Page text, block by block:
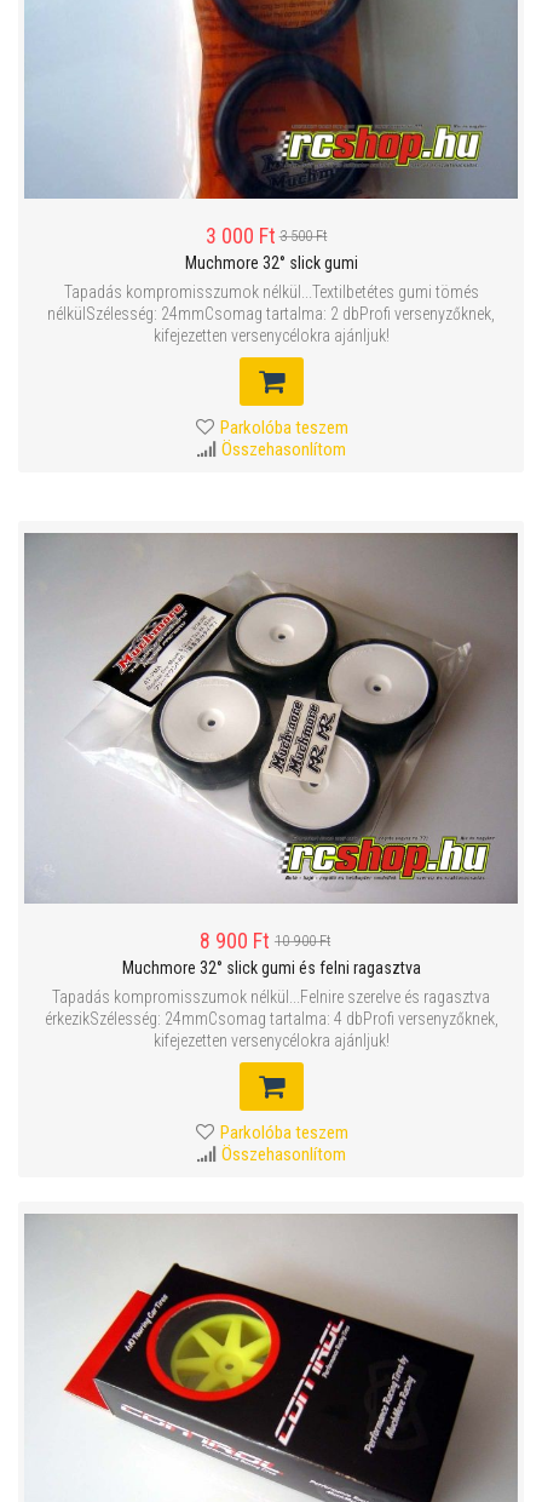
3 000 Ft 3 500 Ft
Muchmore 32° slick gumi
Tapadás kompromisszumok nélkül...Textilbetétes gumi tömés
nélkülSzélesség: 24mmCsomag tartalma: 2 dbProfi versenyzőknek,
kifejezetten versenycélokra ajánljuk!
Parkolóba teszem
Összehasonlítom
8 900 Ft 10 900 Ft
Muchmore 32° slick gumi és felni ragasztva
Tapadás kompromisszumok nélkül...Felnire szerelve és ragasztva
érkezikSzélesség: 24mmCsomag tartalma: 4 dbProfi versenyzőknek,
kifejezetten versenycélokra ajánljuk!
Parkolóba teszem
Összehasonlítom